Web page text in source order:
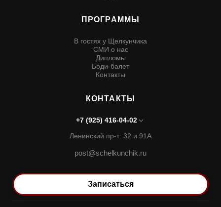
ПРОГРАММЫ
В гостях у Щелкунчика
СМИ о нас
Дипломы
Боди-балет
Контакты
КОНТАКТЫ
+7 (925) 416-04-02
Ленинский пр-т: 32 и 91А
post@schelkunchik.ru
Записаться